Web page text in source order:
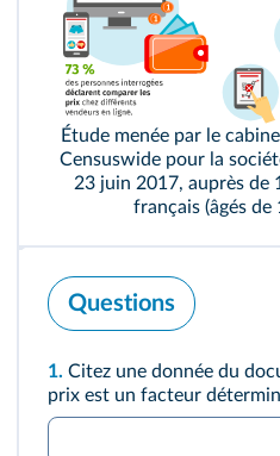
Étude menée par le
Censuswide pour la
23 juin 2017, auprès de
français (âgés de
Questions
1. Citez une donnée du
prix est un facteur